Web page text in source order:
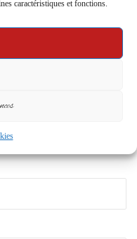
caractéristiques et fonctions.